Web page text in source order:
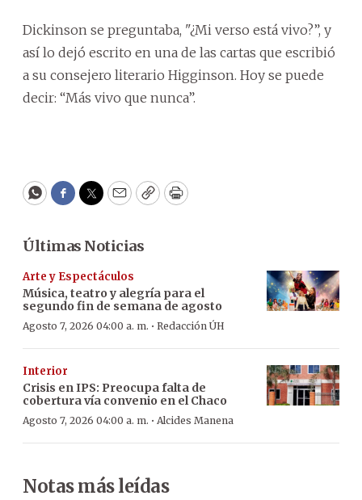
Dickinson se preguntaba, "¿Mi verso está vivo?”, y
así lo dejó escrito en una de las cartas que escribió
a su consejero literario Higginson. Hoy se puede
decir: “Más vivo que nunca”.
WhatsApp
Facebook
Twitter
EmailCopyPrint
Últimas Noticias
Arte y Espectáculos
Música, teatro y alegría para el
segundo fin de semana de agosto
Agosto 7, 2026 04:00 a. m. · Redacción ÚH
Interior
Crisis en IPS: Preocupa falta de
cobertura vía convenio en el Chaco
Agosto 7, 2026 04:00 a. m. · Alcides Manena
Notas más leídas